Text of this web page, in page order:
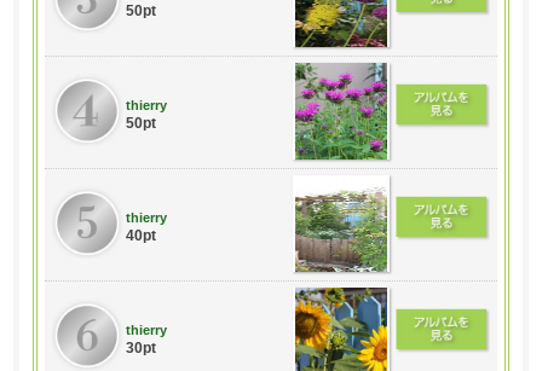
50pt
thierry
50pt
thierry
40pt
thierry
30pt